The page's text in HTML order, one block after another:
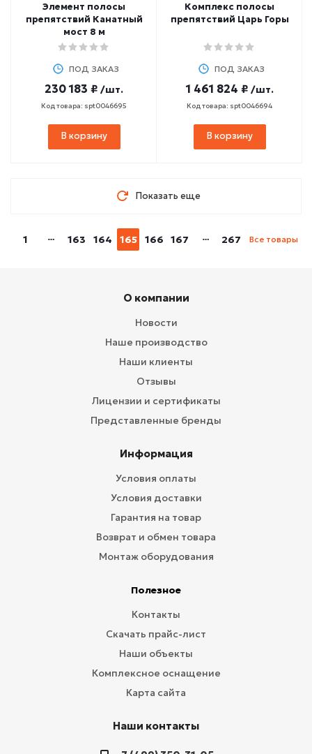
Элемент полосы
препятствий Канатный
мост 8 м
ПОД ЗАКАЗ
230 183 ₽ /шт.
Код товара: spt0046695
В корзину
Комплекс полосы
препятствий Царь Горы
ПОД ЗАКАЗ
1 461 824 ₽ /шт.
Код товара: spt0046694
В корзину
Показать еще
1 163 164 165 166 167 267 Все товары
О компании
Новости
Наше производство
Наши клиенты
Отзывы
Лицензии и сертификаты
Представленные бренды
Информация
Условия оплаты
Условия доставки
Гарантия на товар
Возврат и обмен товара
Монтаж оборудования
Полезное
Контакты
Скачать прайс-лист
Наши объекты
Комплексное оснащение
Карта сайта
Наши контакты